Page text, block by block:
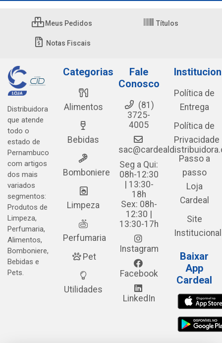
Meus Pedidos Títulos
Notas Fiscais
Distribuidora
que atende
todo o
estado de
Pernambuco
com artigos
dos mais
variados
segmentos:
Produtos de
Limpeza,
Perfumaria,
Alimentos,
Bomboniere,
Bebidas e
Pets.
Categorias
Alimentos
Bebidas
Bomboniere
Limpeza
Perfumaria
Pet
Utilidades
Fale
Conosco
(81)
3725-
4005
Seg a Qui:
08h-12:30
| 13:30-
18h
Sex: 08h-
12:30 |
13:30-17h
Instagram
Facebook
LinkedIn
Política de
Entrega
Política de
Privacidade
Passo a
passo
Loja
Cardeal
Site
Institucional
Baixar
App
Cardeal